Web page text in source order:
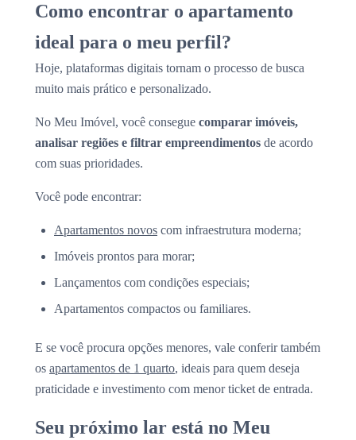
Como encontrar o apartamento
ideal para o meu perfil?
Hoje, plataformas digitais tornam o processo de busca
muito mais prático e personalizado.
No Meu Imóvel, você consegue comparar imóveis,
analisar regiões e filtrar empreendimentos de acordo
com suas prioridades.
Você pode encontrar:
Apartamentos novos com infraestrutura moderna;
Imóveis prontos para morar;
Lançamentos com condições especiais;
Apartamentos compactos ou familiares.
E se você procura opções menores, vale conferir também
os apartamentos de 1 quarto, ideais para quem deseja
praticidade e investimento com menor ticket de entrada.
Seu próximo lar está no Meu